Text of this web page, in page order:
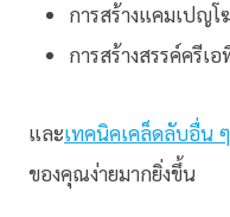
การสร้างแคมเปญ
การสร้างสรรค์ครี
และเทคนิคเคล็ดลับอื่น
ของคุณง่ายมากยิ่งขึ้น